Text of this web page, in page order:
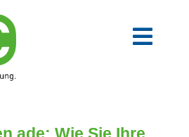
ade: Wie Sie Ihre